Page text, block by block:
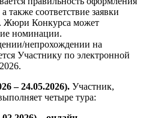
также соответствие заявки
Жюри Конкурса может
номинации.
непрохождении на
Участнику по электронной
– 24.05.2026). Участник,
четыре тура: